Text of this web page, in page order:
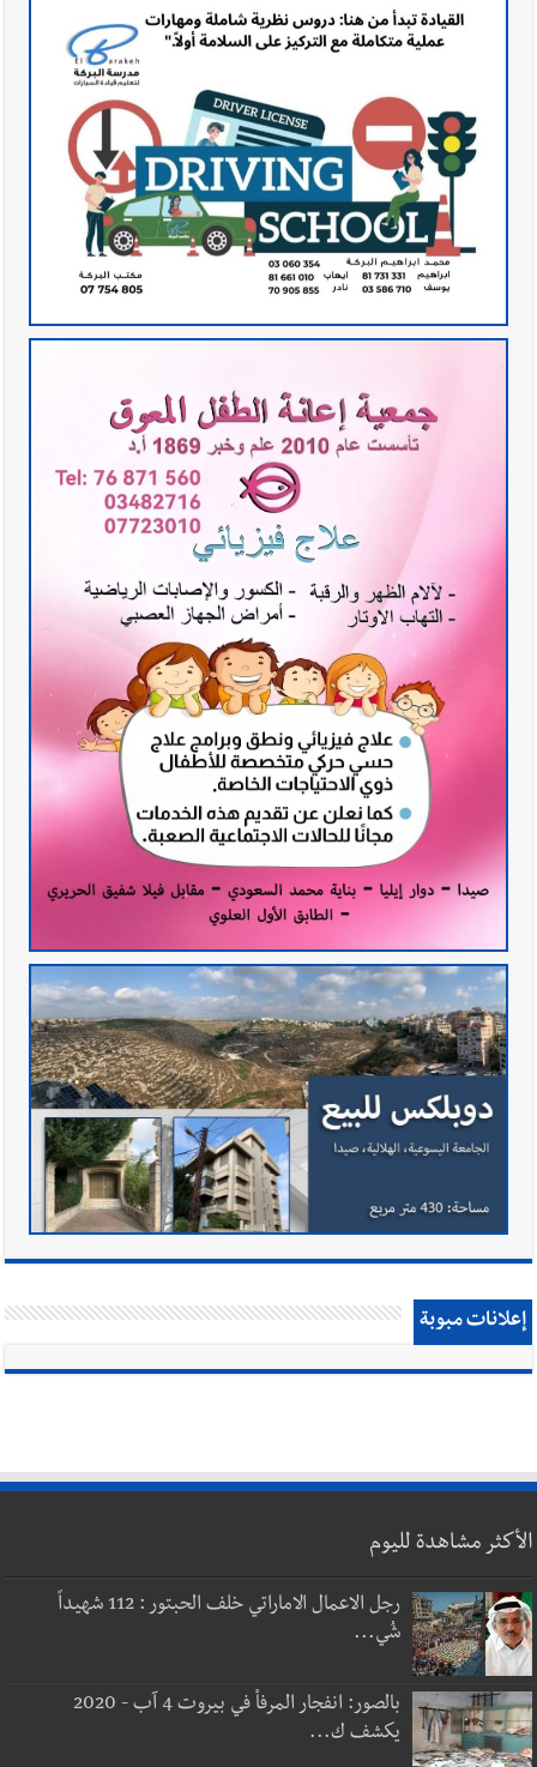
إعلانات مبوبة
الأكثر مشاهدة لليوم
رجل الاعمال الاماراتي خلف الحبتور : 112 شهيداً
شُي...
بالصور: انفجار المرفأ في بيروت 4 آب - 2020
يكشف ك...